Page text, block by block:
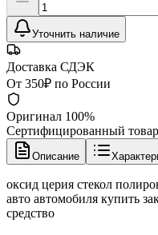
Уточнить наличие
Доставка СДЭК
От 350₽ по России
Оригинал 100%
Сертифицированный товар
Описание
оксид церия стекол
авто автомобиля купить
средство